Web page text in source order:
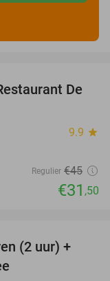
30%
De
9.9 star
Regulier €45
€31 ,50
43%
(2 uur) +